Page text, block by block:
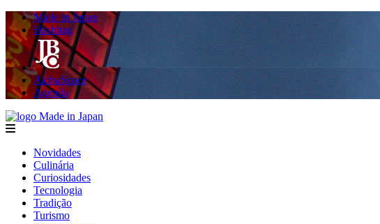
Made in Japan
Hashitag
AkibaSpace
Agenda
menu
Novidades
Culinária
Curiosidades
Tecnologia
Tradição
Turismo